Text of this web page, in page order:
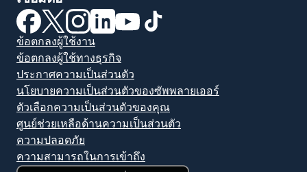
(เปิดในหน้าต่างใหม่)
(เปิดในหน้าต่างใหม่)
(เปิดในหน้าต่างใหม่)
(เปิดในหน้าต่างใหม่)
(เปิดในหน้าต่างใหม่)
ข้อตกลงผู้ใช้งาน
ข้อตกลงผู้ใช้ทางธุรกิจ
ประกาศความเป็นส่วนตัว
นโยบายความเป็นส่วนตัวของซัพพลายเออร์
ตัวเลือกความเป็นส่วนตัวของคุณ
ศูนย์ช่วยเหลือด้านความเป็นส่วนตัว
ความปลอดภัย
ความสามารถในการเข้าถึง